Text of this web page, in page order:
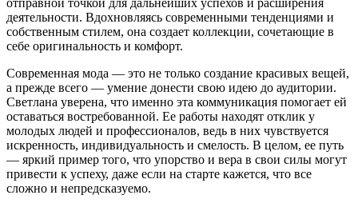
деятельности. Вдохновляясь современными тенденциями и
собственным стилем, она создает коллекции, сочетающие в
себе оригинальность и комфорт.
Современная мода — это не только создание красивых вещей,
а прежде всего — умение донести свою идею до аудитории.
Светлана уверена, что именно эта коммуникация помогает ей
оставаться востребованной. Ее работы находят отклик у
молодых людей и профессионалов, ведь в них чувствуется
искренность, индивидуальность и смелость. В целом, ее путь
— яркий пример того, что упорство и вера в свои силы могут
привести к успеху, даже если на старте кажется, что все
сложно и непредсказуемо.